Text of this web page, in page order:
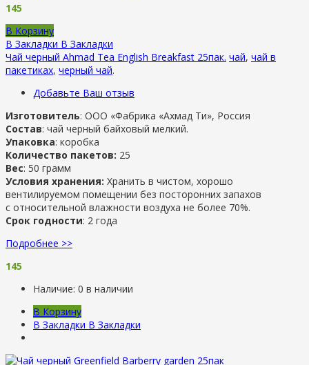
145
В Корзину
В Закладки В Закладки
Чай черный Ahmad Tea English Breakfast 25пак. чай, чай в
пакетиках, черный чай.
Добавьте Ваш отзыв
Изготовитель: ООО «Фабрика «Ахмад Ти», Россия
Состав: чай черный байховый мелкий.
Упаковка: коробка
Количество пакетов: 25
Вес: 50 грамм
Условия хранения: Хранить в чистом, хорошо
вентилируемом помещении без посторонних запахов
с относительной влажности воздуха не более 70%.
Срок годности: 2 года
Подробнее >>
145
Наличие: 0 в наличии
В Корзину
В Закладки В Закладки